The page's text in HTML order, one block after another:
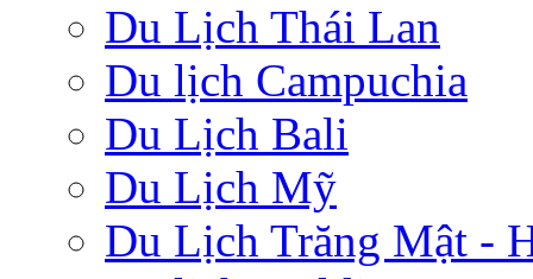
Du Lịch Thái Lan
Du lịch Campuchia
Du Lịch Bali
Du Lịch Mỹ
Du Lịch Trăng Mật -